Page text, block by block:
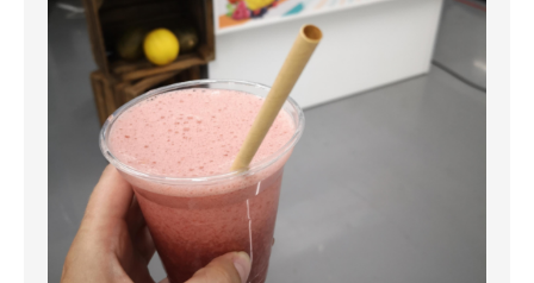
um personalisierte Werbung anzuzeigen. Sie tun dies, indem sie Besucher
über Websites hinweg verfolgen.
Cookie-Informationen anzeigen
Datenschutzerklärung